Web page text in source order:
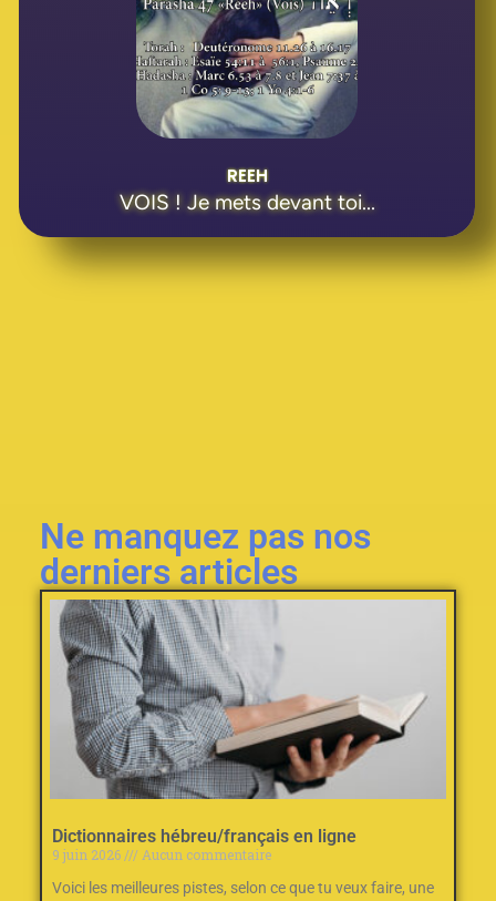
REEH
VOIS ! Je mets devant toi...
Ne manquez pas nos
derniers articles
Dictionnaires hébreu/français en ligne
9 juin 2026
Aucun commentaire
Voici les meilleures pistes, selon ce que tu veux faire, une